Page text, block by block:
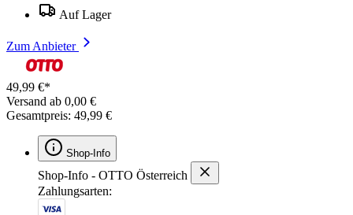
Auf Lager
Zum Anbieter
49,99 €*
Versand ab 0,00 €
Gesamtpreis: 49,99 €
Shop-Info
Shop-Info - OTTO Österreich
Zahlungsarten: